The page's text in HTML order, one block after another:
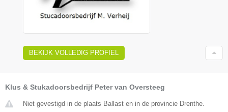
BEKIJK VOLLEDIG PROFIEL
Klus & Stukadoorsbedrijf Peter van Oversteeg
Niet gevestigd in de plaats Ballast en in de provincie Drenthe.